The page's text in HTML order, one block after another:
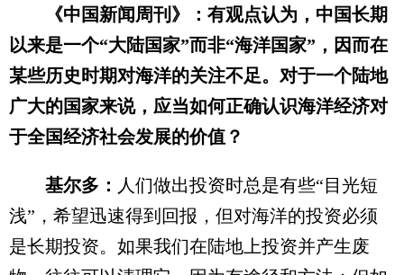
《中国新闻周刊》：有观点认为，中国长期
以来是一个“大陆国家”而非“海洋国家”，因而在
某些历史时期对海洋的关注不足。对于一个陆地
广大的国家来说，应当如何正确认识海洋经济对
于全国经济社会发展的价值？
基尔多： 人们做出投资时总是有些“目光短
浅”，希望迅速得到回报，但对海洋的投资必须
是长期投资。如果我们在陆地上投资并产生废